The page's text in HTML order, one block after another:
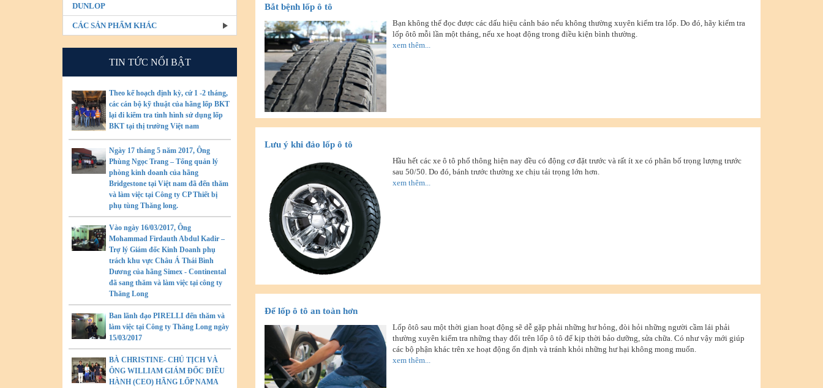
DUNLOP
CÁC SẢN PHẨM KHÁC
TIN TỨC NỔI BẬT
Theo kế hoạch định kỳ, cứ 1 -2 tháng,
các cán bộ kỹ thuật của hãng lốp BKT
lại đi kiểm tra tình hình sử dụng lốp
BKT tại thị trường Việt nam
Ngày 17 tháng 5 năm 2017, Ông
Phùng Ngọc Trang – Tổng quản lý
phòng kinh doanh của hãng
Bridgestone tại Việt nam đã đến thăm
và làm việc tại Công ty CP Thiết bị
phụ tùng Thăng long.
Vào ngày 16/03/2017, Ông
Mohammad Firdauth Abdul Kadir –
Trợ lý Giám đốc Kinh Doanh phụ
trách khu vực Châu Á Thái Bình
Dương của hãng Simex - Continental
đã sang thăm và làm việc tại công ty
Thăng Long
Ban lãnh đạo PIRELLI đến thăm và
làm việc tại Công ty Thăng Long ngày
15/03/2017
BÀ CHRISTINE- CHỦ TỊCH VÀ
ÔNG WILLIAM GIÁM ĐỐC ĐIỀU
HÀNH (CEO) HÃNG LỐP NAMA
Bắt bệnh lốp ô tô
Bạn không thể đọc được các dấu hiệu cảnh báo nếu không thường xuyên kiểm tra lốp. Do đó, hãy kiểm tra
lốp ôtô mỗi lần một tháng, nếu xe hoạt động trong điều kiện bình thường.
xem thêm...
Lưu ý khi đảo lốp ô tô
Hầu hết các xe ô tô phổ thông hiện nay đều có động cơ đặt trước và rất ít xe có phân bố trọng lượng trước
sau 50/50. Do đó, bánh trước thường xe chịu tải trọng lớn hơn.
xem thêm...
Để lốp ô tô an toàn hơn
Lốp ôtô sau một thời gian hoạt động sẽ dễ gặp phải những hư hỏng, đòi hỏi những người cầm lái phải
thường xuyên kiểm tra những thay đổi trên lốp ô tô để kịp thời bảo dưỡng, sửa chữa. Có như vậy mới giúp
các bộ phận khác trên xe hoạt động ổn định và tránh khỏi những hư hại không mong muốn.
xem thêm...